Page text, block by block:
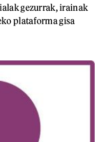
gezurrak, irainak
plataforma gisa